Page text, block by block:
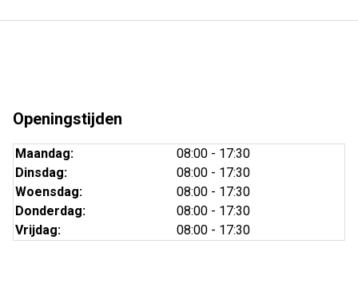
Openingstijden
Maandag:
08:00 - 17:30
Dinsdag:
08:00 - 17:30
Woensdag:
08:00 - 17:30
Donderdag:
08:00 - 17:30
Vrijdag:
08:00 - 17:30